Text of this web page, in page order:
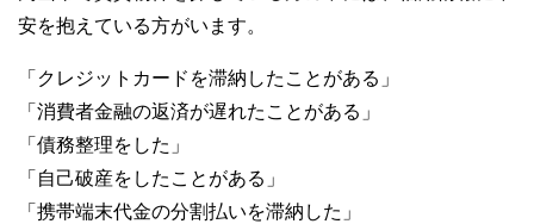
c
e
b
o
o
k
tt
er
e
ail C
h
at
m
r
p
安を抱えている方がいます。
「クレジットカードを滞納したことがある」
「消費者金融の返済が遅れたことがある」
「債務整理をした」
「自己破産をしたことがある」
「携帯端末代金の分割払いを滞納した」